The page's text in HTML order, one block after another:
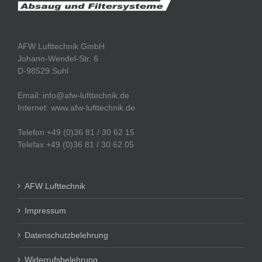
AFW Lufttechnik GmbH
Johann-Wendel-Str. 6
D-98529 Suhl
Email: info@afw-lufttechnik.de
Internet: www.afw-lufttechnik.de
Telefon +49 (0)36 81 / 30 62 15
Telefax +49 (0)36 81 / 30 62 05
AFW Lufttechnik
Impressum
Datenschutzbelehrung
Widerrufsbelehrung